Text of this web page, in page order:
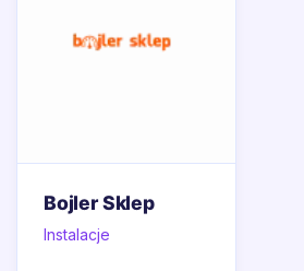
Bojler Sklep
Instalacje